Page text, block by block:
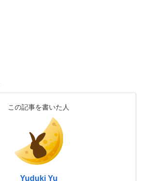
この記事を書いた人
Yuduki Yu